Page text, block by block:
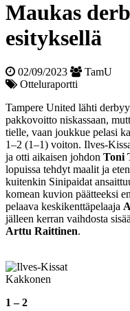
Maukas
esityksellä
02/09/2023
TamU
Otteluraportti
Tampere United lähti
pakkovoitto niskassaan,
tielle, vaan joukkue pelasi
1–2 (1–1) voiton. Ilves-
ja otti aikaisen johdon Toni
lopuissa tehdyt maalit ja
kuitenkin Sinipaidat
komean kuvion päätteeksi
pelaava keskikenttäpelaaja
jälleen kerran vaihdosta
Arttu Raittinen.
Kakkonen
1 – 2